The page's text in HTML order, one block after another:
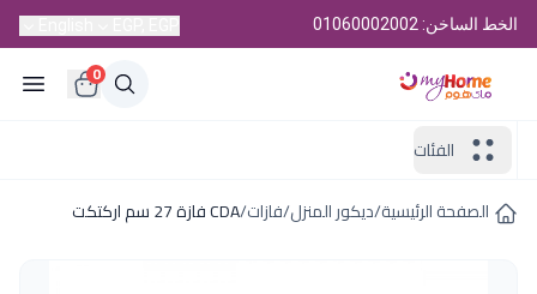
الخط الساخن: 01060002002
0
الفئات
الصفحة الرئيسية/ديكور المنزل/فازات/CDA فازة 27 سم اركتكت